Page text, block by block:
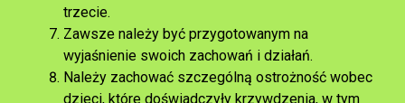
trzecie.
Zawsze należy być przygotowanym na
wyjaśnienie swoich zachowań i działań.
Należy zachować szczególną ostrożność wobec
dzieci, które doświadczyły krzywdzenia, w tym